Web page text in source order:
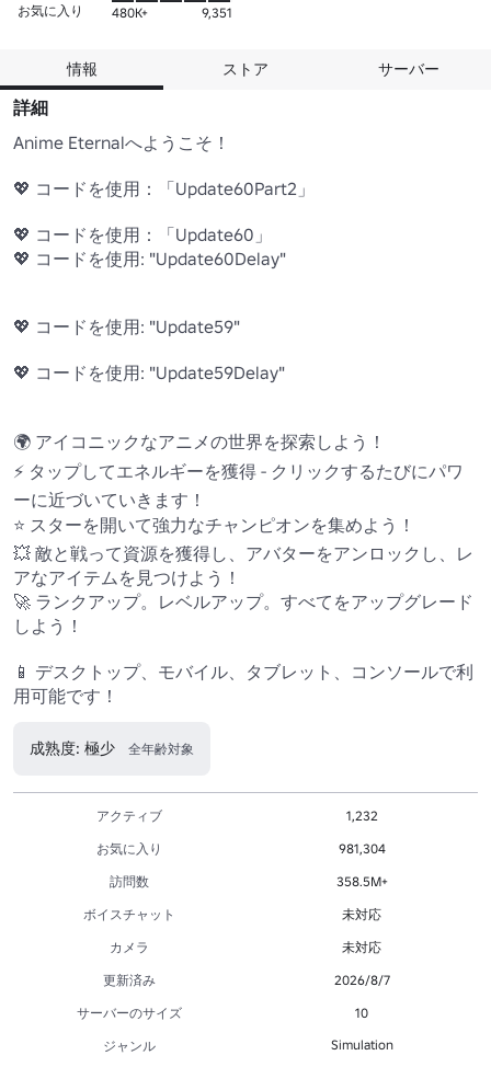
お気に入り 480K+ 9,351
情報 ストア サーバー
詳細
Anime Eternalへようこそ！
💖 コードを使用：「Update60Part2」
💖 コードを使用：「Update60」
💖 コードを使用: "Update60Delay"
💖 コードを使用: "Update59"
💖 コードを使用: "Update59Delay"
🌍 アイコニックなアニメの世界を探索しよう！
⚡ タップしてエネルギーを獲得 - クリックするたびにパワ
ーに近づいていきます！
⭐ スターを開いて強力なチャンピオンを集めよう！
💥 敵と戦って資源を獲得し、アバターをアンロックし、レ
アなアイテムを見つけよう！
🚀 ランクアップ。レベルアップ。すべてをアップグレード
しよう！
📱 デスクトップ、モバイル、タブレット、コンソールで利
用可能です！
成熟度: 極少 全年齢対象
アクティブ
1,232
お気に入り
981,304
訪問数
358.5M+
ボイスチャット
未対応
カメラ
未対応
更新済み
2026/8/7
サーバーのサイズ
10
ジャンル
Simulation